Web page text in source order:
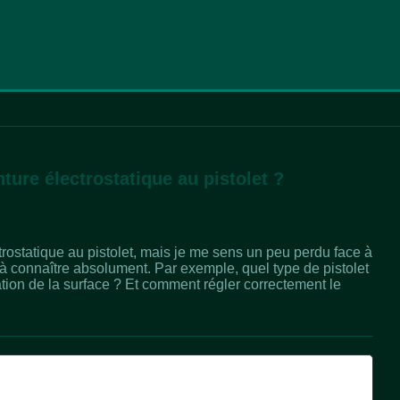
électrostatique au pistolet ?
au pistolet, mais je me sens un peu perdu face à
absolument. Par exemple, quel type de pistolet
de la surface ? Et comment régler correctement le